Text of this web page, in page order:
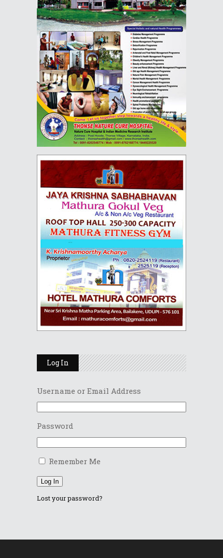
Log In
Username or Email Address
Password
Remember Me
Log In
Lost your password?